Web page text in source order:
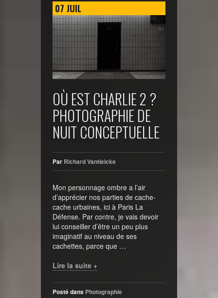
07 JUIL
OÙ EST CHARLIE 2 ?
PHOTOGRAPHIE DE
NUIT CONCEPTUELLE
Par Richard Vantielcke
Mon personnage ombre a l’air
d’apprécier nos parties de cache-
cache urbaines, ici à Paris La
Défense. Par contre, je vais devoir
lui conseiller d’être un peu plus
imaginatif au niveau de ses
cachettes, parce que …
Lire la suite +
Posté dans Photographie